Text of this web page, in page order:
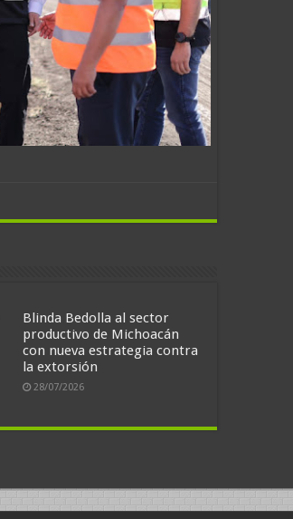
Blinda Bedolla al sector
productivo de Michoacán
con nueva estrategia contra
la extorsión
28/07/2026